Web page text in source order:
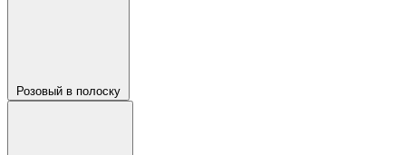
Розовый в полоску